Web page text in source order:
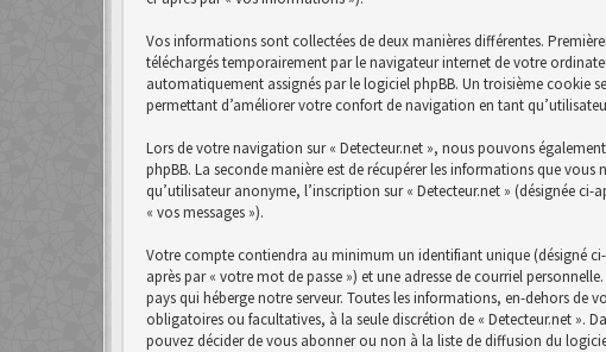
Vos informations sont collectées de deux manières différentes.
téléchargés temporairement par le navigateur internet de votre
automatiquement assignés par le logiciel phpBB. Un troisième cookie
permettant d’améliorer votre confort de navigation en tant
Lors de votre navigation sur « Detecteur.net », nous pouvons
phpBB. La seconde manière est de récupérer les informations que
qu’utilisateur anonyme, l’inscription sur « Detecteur.net » (désignée
« vos messages »).
Votre compte contiendra au minimum un identifiant unique (désigné
après par « votre mot de passe ») et une adresse de courriel
pays qui héberge notre serveur. Toutes les informations, en-dehors de
obligatoires ou facultatives, à la seule discrétion de « Detecteur.net ».
pouvez décider de vous abonner ou non à la liste de diffusion du